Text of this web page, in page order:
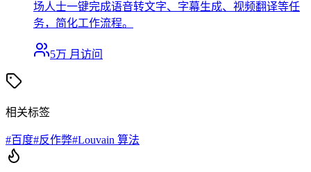
场人士一键完成语音转文字、字幕生成、视频翻译等任
务，简化工作流程。
5万 月访问
相关标签
#百度#反作弊#Louvain 算法